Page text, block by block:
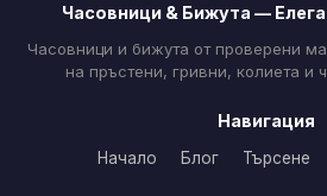
Часовници & Бижута —
Часовници и бижута от проверени
на пръстени, гривни, колиета и
Навигация
Начало Блог Търсене